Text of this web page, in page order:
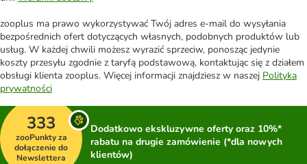
zooplus ma prawo wykorzystywać Twój adres e-mail do wysyłania
bezpośrednich ofert dotyczących własnych, podobnych produktów lub
usług. W każdej chwili możesz wyrazić sprzeciw, ponosząc jedynie
koszty przesyłu zgodnie z taryfą podstawową, kontaktując się z działem
obsługi klienta zooplus. Więcej informacji znajdziesz w naszej Polityka
prywatności
333
zooPunkty za
dołączenie do
Newslettera
Dodatkowo ekskluzywne oferty oraz 10%*
rabatu na drugie zamówienie (*dla nowych
klientów)